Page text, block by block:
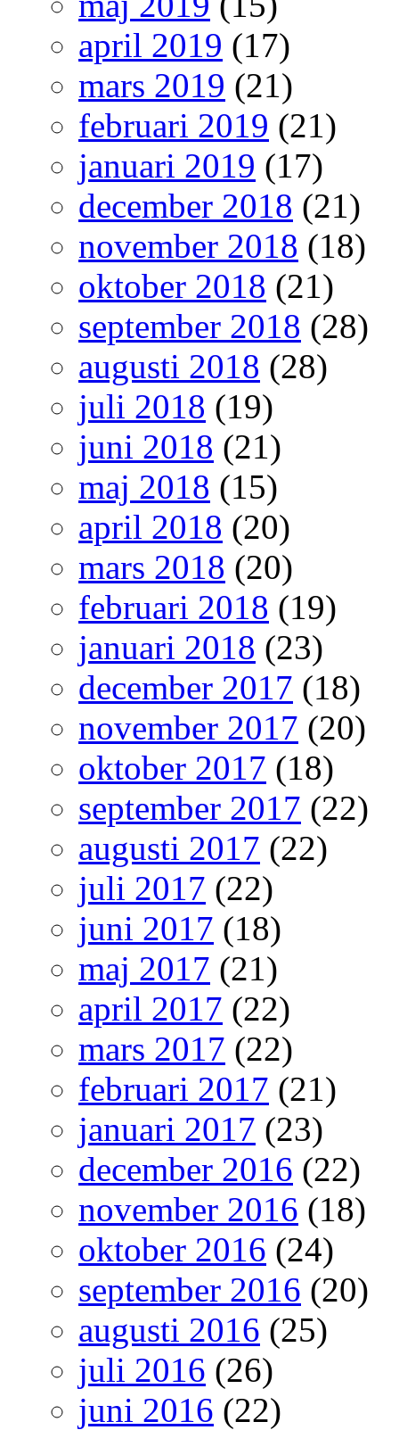
april 2019 (17)
mars 2019 (21)
februari 2019 (21)
januari 2019 (17)
december 2018 (21)
november 2018 (18)
oktober 2018 (21)
september 2018 (28)
augusti 2018 (28)
juli 2018 (19)
juni 2018 (21)
maj 2018 (15)
april 2018 (20)
mars 2018 (20)
februari 2018 (19)
januari 2018 (23)
december 2017 (18)
november 2017 (20)
oktober 2017 (18)
september 2017 (22)
augusti 2017 (22)
juli 2017 (22)
juni 2017 (18)
maj 2017 (21)
april 2017 (22)
mars 2017 (22)
februari 2017 (21)
januari 2017 (23)
december 2016 (22)
november 2016 (18)
oktober 2016 (24)
september 2016 (20)
augusti 2016 (25)
juli 2016 (26)
juni 2016 (22)